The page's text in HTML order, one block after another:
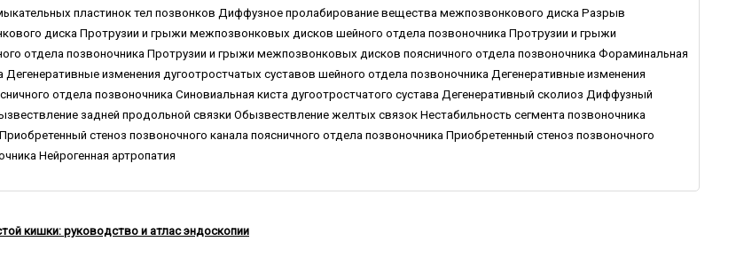
пластинок тел позвонков Диффузное пролабирование вещества межпозвонкового диска Разрыв
диска Протрузии и грыжи межпозвонковых дисков шейного отдела позвоночника Протрузии и грыжи
отдела позвоночника Протрузии и грыжи межпозвонковых дисков поясничного отдела позвоночника Фораминальная
изменения дугоотростчатых суставов шейного отдела позвоночника Дегенеративные изменения
отдела позвоночника Синовиальная киста дугоотростчатого сустава Дегенеративный сколиоз Диффузный
задней продольной связки Обызвествление желтых связок Нестабильность сегмента позвоночника
стеноз позвоночного канала поясничного отдела позвоночника Приобретенный стеноз позвоночного
Нейрогенная артропатия
кишки: руководство и атлас эндоскопии